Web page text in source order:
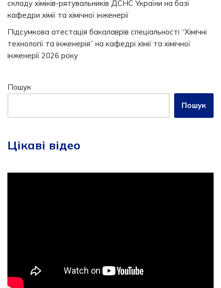
складу хіміків-рятувальників ДСНС України на базі
кафедри хімії та хімічної інженерії
Підсумкова атестація бакалаврів спеціальності “Хімічні
технології та інженерія” на кафедрі хімії та хімічної
інженерії 2026 року
Пошук
Пошук
Цікаві відео